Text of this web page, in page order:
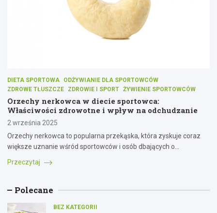
DIETA SPORTOWA
ODŻYWIANIE DLA SPORTOWCÓW
ZDROWE TŁUSZCZE
ZDROWIE I SPORT ŻYWIENIE SPORTOWCÓW
Orzechy nerkowca w diecie sportowca:
Właściwości zdrowotne i wpływ na odchudzanie
2 września 2025
Orzechy nerkowca to popularna przekąska, która zyskuje coraz
większe uznanie wśród sportowców i osób dbających o…
Przeczytaj
Polecane
BEZ KATEGORII